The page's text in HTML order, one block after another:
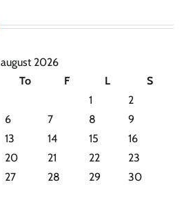
august 2026
To F L
S
1
2
6 7 8
9
13 14 15
16
20 21 22
23
27 28 29
30